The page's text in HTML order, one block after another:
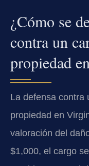
¿Cómo se
contra un
propiedad
La defensa contra
propiedad en
valoración del
$1,000, el cargo